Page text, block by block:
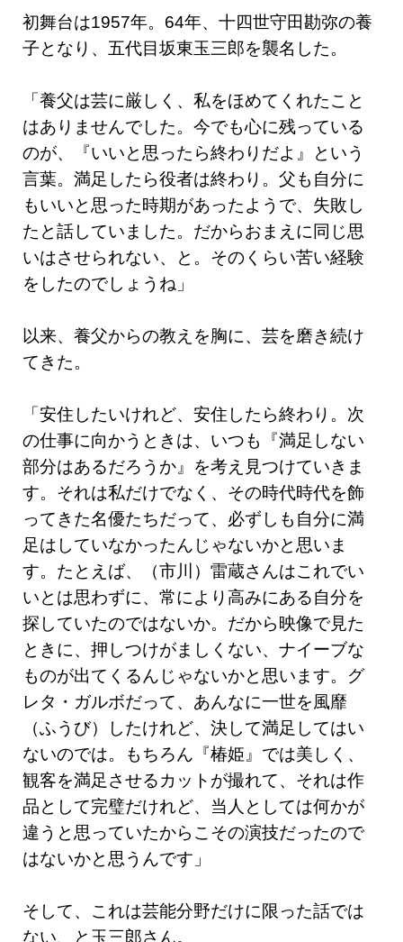
初舞台は1957年。64年、十四世守田勘弥の養
子となり、五代目坂東玉三郎を襲名した。
「養父は芸に厳しく、私をほめてくれたこと
はありませんでした。今でも心に残っている
のが、『いいと思ったら終わりだよ』という
言葉。満足したら役者は終わり。父も自分に
もいいと思った時期があったようで、失敗し
たと話していました。だからおまえに同じ思
いはさせられない、と。そのくらい苦い経験
をしたのでしょうね」
以来、養父からの教えを胸に、芸を磨き続け
てきた。
「安住したいけれど、安住したら終わり。次
の仕事に向かうときは、いつも『満足しない
部分はあるだろうか』を考え見つけていきま
す。それは私だけでなく、その時代時代を飾
ってきた名優たちだって、必ずしも自分に満
足はしていなかったんじゃないかと思いま
す。たとえば、（市川）雷蔵さんはこれでい
いとは思わずに、常により高みにある自分を
探していたのではないか。だから映像で見た
ときに、押しつけがましくない、ナイーブな
ものが出てくるんじゃないかと思います。グ
レタ・ガルボだって、あんなに一世を風靡
（ふうび）したけれど、決して満足してはい
ないのでは。もちろん『椿姫』では美しく、
観客を満足させるカットが撮れて、それは作
品として完璧だけれど、当人としては何かが
違うと思っていたからこその演技だったので
はないかと思うんです」
そして、これは芸能分野だけに限った話では
ない、と玉三郎さん。